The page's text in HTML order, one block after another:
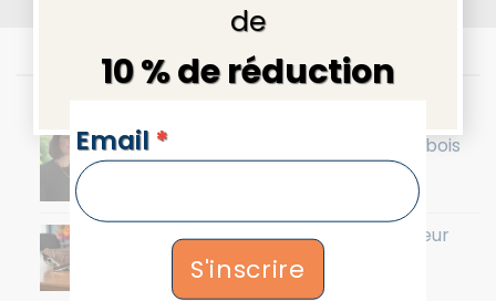
de
10 % de réduction
NEWSLETTERS
Email *
S'inscrire
Les nouveautés
Collier perles naturelles Marina en bois
Sac banane en cuir homme - Couleur
Marron - 36x12x8cm
64,90
€